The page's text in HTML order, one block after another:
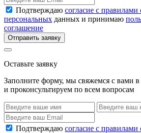
Подтверждаю согласие с правилами
персональных данных и принимаю
соглашение
Отправить заявку
Оставьте заявку
Заполните форму, мы свяжемся с вами в
и проконсультируем по всем вопросам
Подтверждаю согласие с правилами